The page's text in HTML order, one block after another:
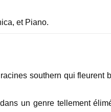
et Piano.
southern qui fleurent
un genre tellement